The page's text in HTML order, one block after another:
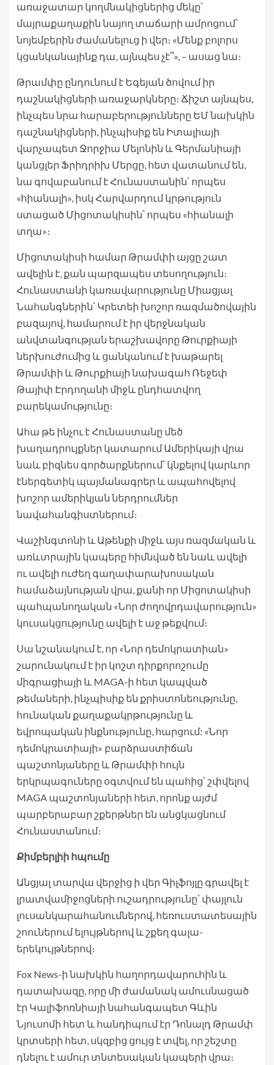
առաջատար կողմնակիցներից մեկը՝
մայրաքաղաքին նայող տաճարի ամրոցում՝
նոյեմբերին ժամանելուց ի վեր։ «Մենք բոլորս
կցանկանայինք դա, այնպես չէ՞», – ասաց նա։
Թրամփը ընդունում է Եգեյան ծովում իր
դաշնակիցների առաջարկները։ Ճիշտ այնպես,
ինչպես նրա հարաբերությունները ԵՄ նախկին
դաշնակիցների, ինչպիսիք են Իտալիայի
վարչապետ Ջորջիա Մելոնին և Գերմանիայի
կանցլեր Ֆրիդրիխ Մերցը, հետ վատանում են,
նա գովաբանում է Հունաստանին՝ որպես
«հիանալի», իսկ Հարվարդում կրթություն
ստացած Միցոտակիսին՝ որպես «հիանալի
տղա»։
Միցոտակիսի համար Թրամփի այցը շատ
ավելին է, քան պարզապես տեսողություն։
Հունաստանի կառավարությունը Միացյալ
Նահանգներին՝ Կրետեի խոշոր ռազմածովային
բազայով, համարում է իր վերջնական
անվտանգության երաշխավորը Թուրքիայի
ներխուժումից և ցանկանում է խաթարել
Թրամփի և Թուրքիայի նախագահ Ռեջեփ
Թայիփ Էրդողանի միջև ընդհատվող
բարեկամությունը։
Ահա թե ինչու է Հունաստանը մեծ
խաղադրույքներ կատարում Ամերիկայի վրա
նաև բիզնես գործարքներում՝ կնքելով կարևոր
էներգետիկ պայմանագրեր և ապահովելով
խոշոր ամերիկյան ներդրումներ
նավահանգիստներում։
Վաշինգտոնի և Աթենքի միջև այս ռազմական և
առևտրային կապերը հիմնված են նաև ավելի
ու ավելի ուժեղ գաղափարախոսական
համաձայնության վրա, քանի որ Միցոտակիսի
պահպանողական «Նոր ժողովրդավարություն»
կուսակցությունը ավելի է աջ թեքվում։
Սա նշանակում է, որ «Նոր դեմոկրատիան»
շարունակում է իր կոշտ դիրքորոշումը
միգրացիայի և MAGA-ի հետ կապված
թեմաների, ինչպիսիք են քրիստոնեությունը,
հունական քաղաքակրթությունը և
եվրոպական ինքնությունը, հարցում: «Նոր
դեմոկրատիայի» բարձրաստիճան
պաշտոնյաները և Թրամփի հույն
երկրպագուները օգտվում են պահից՝ շփվելով
MAGA պաշտոնյաների հետ, որոնք այժմ
պարբերաբար շքերթներ են անցկացնում
Հունաստանում։
Քիմբերլիի հպումը
Անցյալ տարվա վերջից ի վեր Գիլֆոյլը գրավել է
լրատվամիջոցների ուշադրությունը՝ փայլուն
լուսանկարահանումներով, հեռուստատեսային
շոուներում ելույթներով և շքեղ գալա-
երեկույթներով։
Fox News-ի նախկին հաղորդավարուհին և
դատախազը, որը մի ժամանակ ամուսնացած
էր Կալիֆոռնիայի նահանգապետ Գևին
Նյուսոմի հետ և հանդիպում էր Դոնալդ Թրամփ
կրտսերի հետ, սկզբից ցույց է տվել, որ շեշտը
դնելու է ամուր տնտեսական կապերի վրա։